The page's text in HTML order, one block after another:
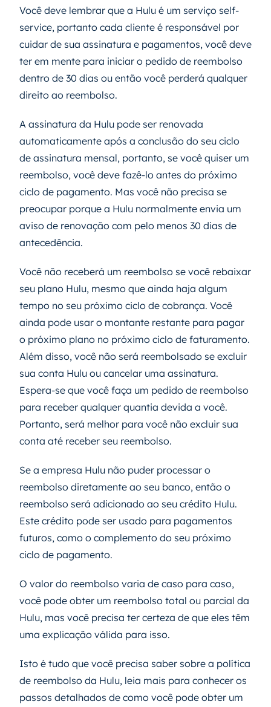
Você deve lembrar que a Hulu é um serviço self-
service, portanto cada cliente é responsável por
cuidar de sua assinatura e pagamentos, você deve
ter em mente para iniciar o pedido de reembolso
dentro de 30 dias ou então você perderá qualquer
direito ao reembolso.
A assinatura da Hulu pode ser renovada
automaticamente após a conclusão do seu ciclo
de assinatura mensal, portanto, se você quiser um
reembolso, você deve fazê-lo antes do próximo
ciclo de pagamento. Mas você não precisa se
preocupar porque a Hulu normalmente envia um
aviso de renovação com pelo menos 30 dias de
antecedência.
Você não receberá um reembolso se você rebaixar
seu plano Hulu, mesmo que ainda haja algum
tempo no seu próximo ciclo de cobrança. Você
ainda pode usar o montante restante para pagar
o próximo plano no próximo ciclo de faturamento.
Além disso, você não será reembolsado se excluir
sua conta Hulu ou cancelar uma assinatura.
Espera-se que você faça um pedido de reembolso
para receber qualquer quantia devida a você.
Portanto, será melhor para você não excluir sua
conta até receber seu reembolso.
Se a empresa Hulu não puder processar o
reembolso diretamente ao seu banco, então o
reembolso será adicionado ao seu crédito Hulu.
Este crédito pode ser usado para pagamentos
futuros, como o complemento do seu próximo
ciclo de pagamento.
O valor do reembolso varia de caso para caso,
você pode obter um reembolso total ou parcial da
Hulu, mas você precisa ter certeza de que eles têm
uma explicação válida para isso.
Isto é tudo que você precisa saber sobre a política
de reembolso da Hulu, leia mais para conhecer os
passos detalhados de como você pode obter um